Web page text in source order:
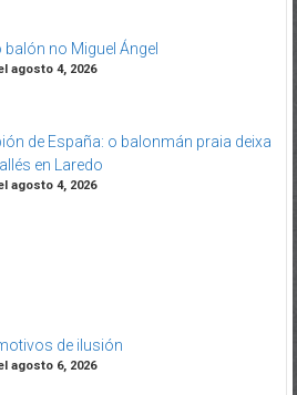
no Miguel Ángel
agosto 4, 2026
de España: o balonmán praia deixa
en Laredo
agosto 4, 2026
de ilusión
agosto 6, 2026